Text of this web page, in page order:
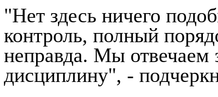
"Нет здесь ничего
контроль, полный
неправда. Мы отвечаем
дисциплину", -